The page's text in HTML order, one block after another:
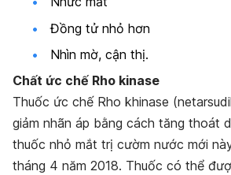
Đồng tử nhỏ hơn
Nhìn mờ, cận thị.
Chất ức chế Rho kinase
Thuốc ức chế Rho khinase
giảm nhãn áp bằng cách tăng thoát
thuốc nhỏ mắt trị cườm nước mới
tháng 4 năm 2018. Thuốc có thể